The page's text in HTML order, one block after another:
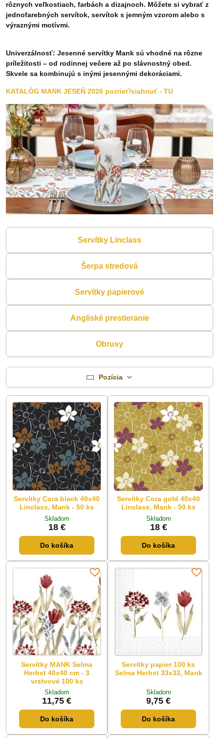
rôznych veľkostiach, farbách a dizajnoch. Môžete si vybrať z
jednofarebných servítok, servítok s jemným vzorom alebo s
výraznými motívmi.
Univerzálnosť: Jesenné servítky Mank sú vhodné na rôzne
príležitosti – od rodinnej večere až po slávnostný obed.
Skvele sa kombinujú s inými jesennými dekoráciami.
KATALÓG MANK JESEŇ 2026 pozrieť/siahnuť - TU
Servítky Linclass
Šerpa stredová
Servítky papierové
Angliské prestieranie
Obrusy
Pozícia
Servítky Cora black 40x40
Linclass, Mank - 50 ks
Skladom
18 €
Do košíka
Servítky Cora gold 40x40
Linclass, Mank - 50 ks
Skladom
18 €
Do košíka
Servítky MANK Selma
Herbst 40x40 cm - 3
vrstvové 100 ks
Skladom
11,75 €
Do košíka
Servítky papier 100 ks
Selma Herbst 33x33, Mank
Skladom
9,75 €
Do košíka